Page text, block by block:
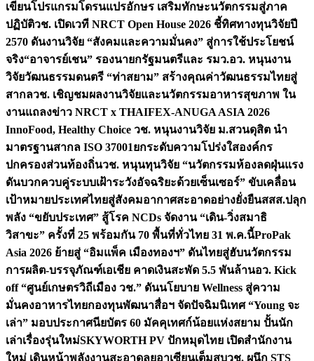
เขียนโปรแกรมโดรนแปรอักษร เสริมทักษะนวัตกรรมสู่ภาค
ปฏิบัติวช. เปิดเวที NRCT Open House 2026 ชี้ทิศทางทุนวิจัยปี
2570 ดันงานวิจัย “สังคมและความมั่นคง” สู่การใช้ประโยชน์
จริง“อาจารย์เชน” รองนายกรัฐมนตรีและ รมว.อว. หนุนงาน
วิจัยวัฒนธรรมดนตรี “ท่าสยาม” สร้างคุณค่าวัฒนธรรมไทยสู่
สากลวช. เชิญชมผลงานวิจัยและนวัตกรรมอาหารสุขภาพ ใน
งานแถลงข่าว NRCT x THAIFEX-ANUGA ASIA 2026
InnoFood, Healthy Choice วช. หนุนงานวิจัย ม.สวนดุสิต นำ
มาตรฐานสากล ISO 37001ยกระดับความโปร่งใสองค์กร
ปกครองส่วนท้องถิ่นวช. หนุนทุนวิจัย “นวัตกรรมห้องลดฝุ่นแรง
ดันบวกควบคู่ระบบเฝ้าระวังอัจฉริยะด้วยเซ็นเซอร์” ขับเคลื่อน
เป้าหมายประเทศไทยสู่สังคมอากาศสะอาดอย่างยั่งยืนสสส.ปลุก
พลัง “ขยับประเทศ” สู้โรค NCDs จัดงาน “เดิน-วิ่งสมาธิ
วิสาขะ” ครั้งที่ 25 พร้อมกัน 70 พื้นที่ทั่วไทย 31 พ.ค.นี้ProPak
Asia 2026 ย้ายสู่ “อิมแพ็ค เมืองทองฯ” ดันไทยสู่ฮับนวัตกรรม
การผลิต-บรรจุภัณฑ์เอเชีย คาดเงินสะพัด 5.5 พันล้านอว. Kick
off “ศูนย์เกษตรวิถีเมือง วช.” ดันนโยบาย Wellness สู่ความ
มั่นคงอาหารไทยกองทุนพัฒนาสื่อฯ จัดปัจฉิมนิเทศ “Young จะ
เล่า” มอบประกาศนียบัตร 60 มัคคุเทศก์น้อยแห่งสยาม ปั้นนัก
เล่าเรื่องรุ่นใหม่SKYWORTH PV ปักหมุดไทย เปิดสำนักงาน
ใหม่ เดินหน้าพลังงานสะอาดลุยอาเซียนเต็มสูบวช. ผนึก STS